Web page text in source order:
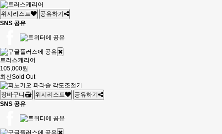
위시리스트
공유하기
SNS 공유
트러스케리어
105,000원
최신Sold Out
장바구니 위시리스트
공유하기
SNS 공유